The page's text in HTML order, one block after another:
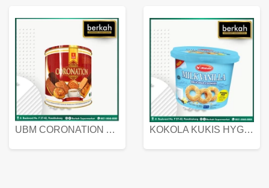
UBM CORONATION ASSORTED BISKUIT KALENG 450 GRAM KOKOLA KUKIS HYGIENIC MILK VANILLA PACK 320 GR